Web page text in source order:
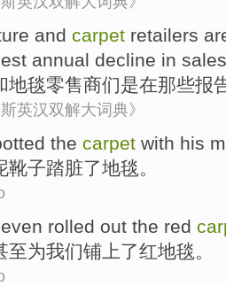
and carpet retailers
annual decline in sales
地毯零售商们是在那些报
斯英汉双解大词典》
the carpet with his
靴子踏脏了地毯。
even rolled out the red
至为我们铺上了红地毯 。